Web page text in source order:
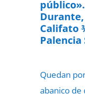
Califato
Palencia
Quedan
abanico de